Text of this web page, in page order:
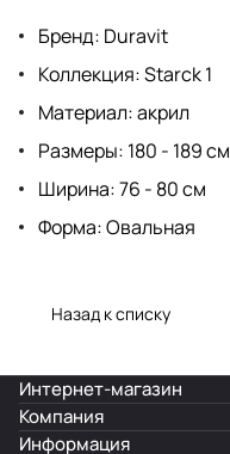
Бренд: Duravit
Коллекция: Starck 1
Материал: акрил
Размеры: 180 - 189 см
Ширина: 76 - 80 см
Форма: Овальная
Назад к списку
Интернет-магазин
Компания
Информация